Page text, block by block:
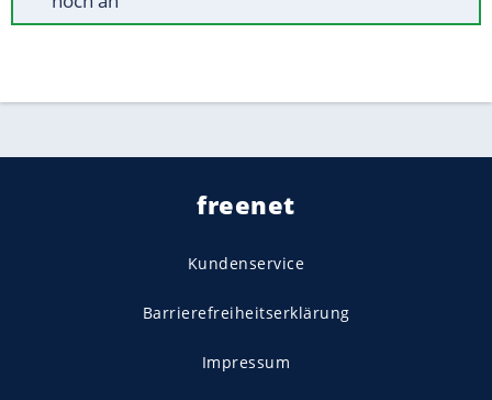
freenet
Kundenservice
Barrierefreiheitserklärung
Impressum